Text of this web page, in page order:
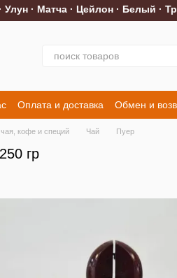
· Матча · Цейлон · Белый ·
Оплата и доставка Обмен и
кофе и специй Чай Пуер
гр